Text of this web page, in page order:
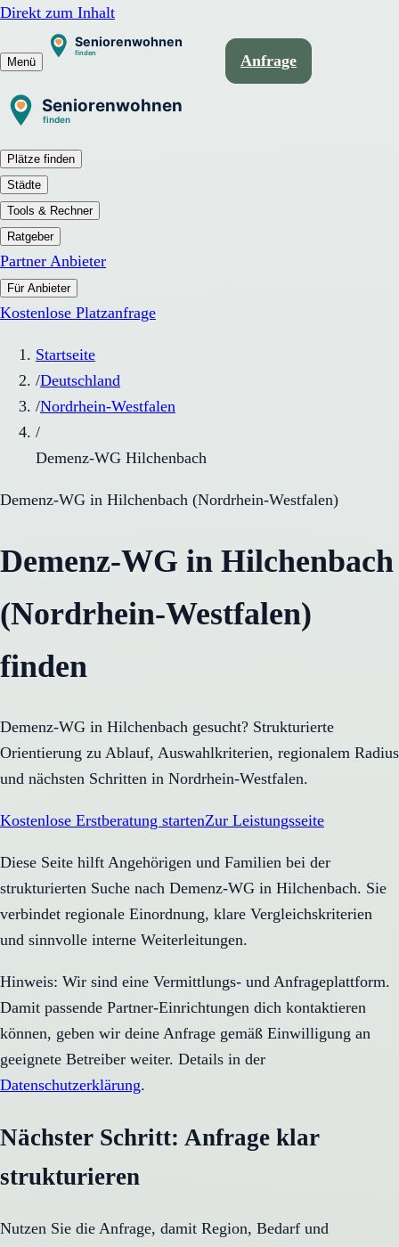
Direkt zum Inhalt
Menü Anfrage
Plätze finden
Städte
Tools & Rechner
Ratgeber
Partner Anbieter
Für Anbieter
Kostenlose Platzanfrage
Startseite
/Deutschland
/Nordrhein-Westfalen
/
Demenz-WG Hilchenbach
Demenz-WG in Hilchenbach (Nordrhein-Westfalen)
Demenz-WG in Hilchenbach
(Nordrhein-Westfalen)
finden
Demenz-WG in Hilchenbach gesucht? Strukturierte
Orientierung zu Ablauf, Auswahlkriterien, regionalem Radius
und nächsten Schritten in Nordrhein-Westfalen.
Kostenlose Erstberatung startenZur Leistungsseite
Diese Seite hilft Angehörigen und Familien bei der
strukturierten Suche nach Demenz-WG in Hilchenbach. Sie
verbindet regionale Einordnung, klare Vergleichskriterien
und sinnvolle interne Weiterleitungen.
Hinweis: Wir sind eine Vermittlungs- und Anfrageplattform.
Damit passende Partner-Einrichtungen dich kontaktieren
können, geben wir deine Anfrage gemäß Einwilligung an
geeignete Betreiber weiter. Details in der
Datenschutzerklärung.
Nächster Schritt: Anfrage klar
strukturieren
Nutzen Sie die Anfrage, damit Region, Bedarf und